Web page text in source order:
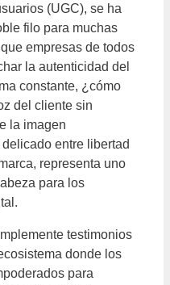
(UGC), se ha
filo para muchas
empresas de todos
la autenticidad del
constante, ¿cómo
del cliente sin
la imagen
entre libertad
representa uno
para los
testimonios
donde los
para